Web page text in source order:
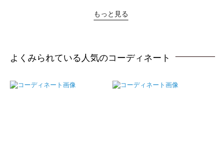
もっと見る
よくみられている人気のコーディネート